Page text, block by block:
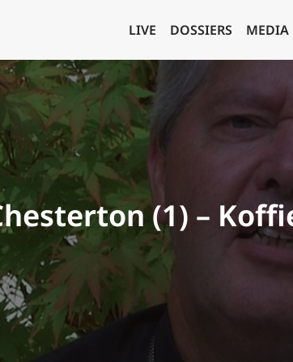
LIVE DOSSIERS MEDIA
(1) –